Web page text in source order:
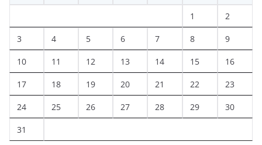
1 2
3 4 5 6 7 8 9
10 11 12 13 14 15 16
17 18 19 20 21 22 23
24 25 26 27 28 29 30
31